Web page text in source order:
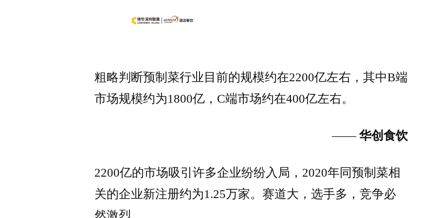
粗略判断预制菜行业目前的规模约在2200亿左右，其中B端
市场规模约为1800亿，C端市场约在400亿左右。
——华创食饮
2200亿的市场吸引许多企业纷纷入局，2020年同预制菜相
关的企业新注册约为1.25万家。赛道大，选手多，竞争必